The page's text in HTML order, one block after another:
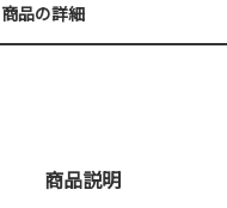
商品の詳細
商品説明